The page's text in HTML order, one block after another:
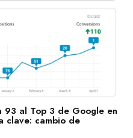
Juntos.
mesa con gente que te
gente que sí sabe dónde
93 al Top 3 de Google en
clave: cambio de